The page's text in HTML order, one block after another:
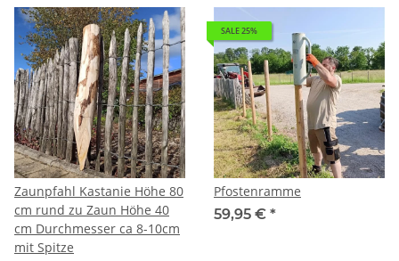
Zaunpfahl Kastanie Höhe 80
cm rund zu Zaun Höhe 40
cm Durchmesser ca 8-10cm
mit Spitze
SALE 25%
Pfostenramme
59,95 € *